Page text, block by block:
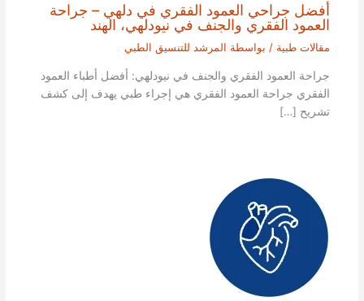
أفضل جراحي العمود الفقري في دلهي – جراحة
العمود الفقري والجنف في نيودلهي، الهند
مقالات طبية / بواسطة المرشد للتنسيق الطبي
جراحة العمود الفقري والجنف في نيودلهي: أفضل أطباء العمود
الفقري جراحة العمود الفقري هي إجراء طبي يهدف إلى كشف
تشريح […]